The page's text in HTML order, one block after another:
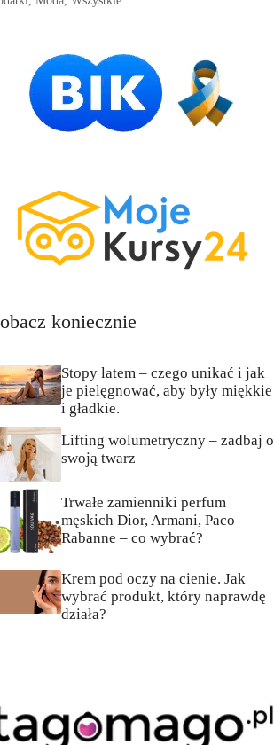
koniecznie
Stopy latem – czego unikać i jak
je pielęgnować, aby były miękkie
i gładkie.
Lifting wolumetryczny – zadbaj o
swoją twarz
Trwałe zamienniki perfum
męskich Dior, Armani, Paco
Rabanne – co wybrać?
Krem pod oczy na cienie. Jak
wybrać produkt, który naprawdę
działa?